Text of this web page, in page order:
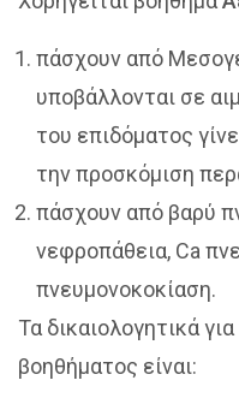
πάσχουν από
υποβάλλονται σε
του επιδόματος
την προσκόμιση
πάσχουν από βαρύ
νεφροπάθεια, Ca
πνευμονοκοκίαση.
Τα δικαιολογητικά
βοηθήματος είναι: